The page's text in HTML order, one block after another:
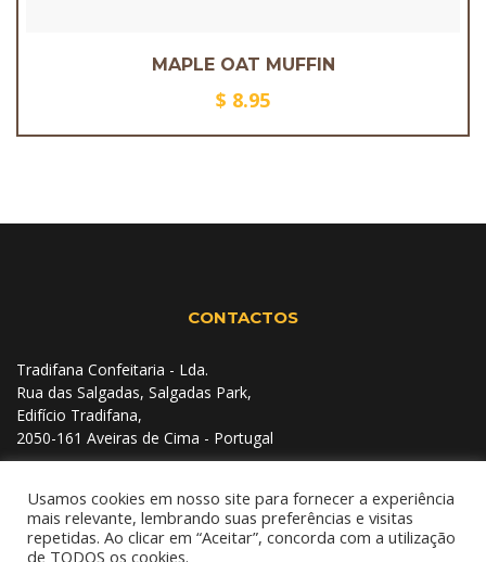
MAPLE OAT MUFFIN
$ 8.95
CONTACTOS
Tradifana Confeitaria - Lda.
Rua das Salgadas, Salgadas Park,
Edifício Tradifana,
2050-161 Aveiras de Cima - Portugal
(Chamada para a rede fixa nacional)
geral@tradifana.pt
Usamos cookies em nosso site para fornecer a experiência
mais relevante, lembrando suas preferências e visitas
repetidas. Ao clicar em “Aceitar”, concorda com a utilização
de TODOS os cookies.